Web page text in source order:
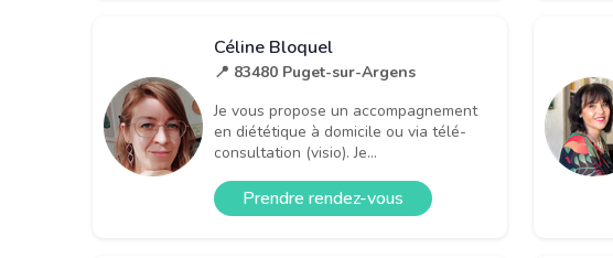
Céline Bloquel
📍 83480 Puget-sur-Argens
Je vous propose un accompagnement
en diététique à domicile ou via télé-
consultation (visio). Je...
Prendre rendez-vous